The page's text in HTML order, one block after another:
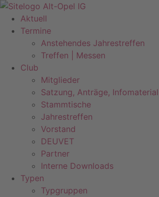
Zum
Inhalt
springen
Aktuell
Termine
Anstehendes Jahrestreffen
Treffen | Messen
Club
Mitglieder
Satzung, Anträge, Infomaterial
Stammtische
Jahrestreffen
Vorstand
DEUVET
Partner
Interne Downloads
Typen
Typgruppen